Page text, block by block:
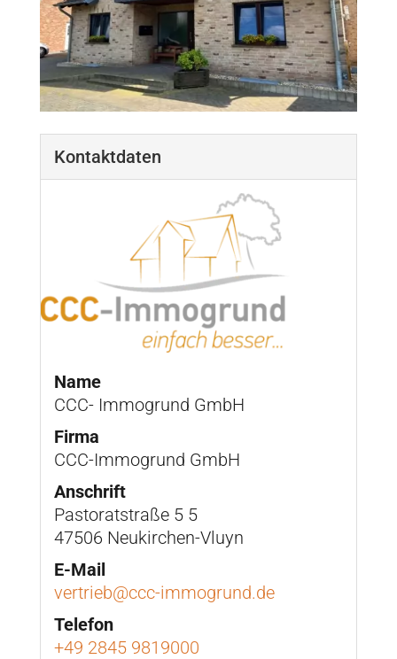
Kontaktdaten
Name
CCC- Immogrund GmbH
Firma
CCC-Immogrund GmbH
Anschrift
Pastoratstraße 5 5
47506 Neukirchen-Vluyn
E-Mail
vertrieb@ccc-immogrund.de
Telefon
+49 2845 9819000